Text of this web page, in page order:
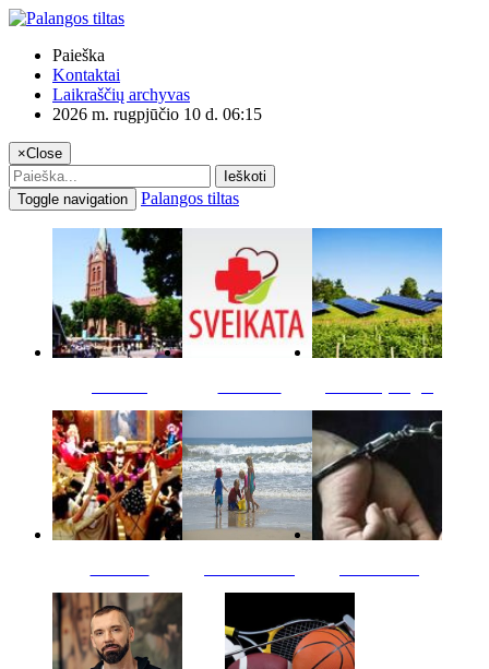
Paieška
Kontaktai
Laikraščių archyvas
2026 m. rugpjūčio 10 d. 06:15
×Close
Ieškoti
Toggle navigation
Palangos tiltas